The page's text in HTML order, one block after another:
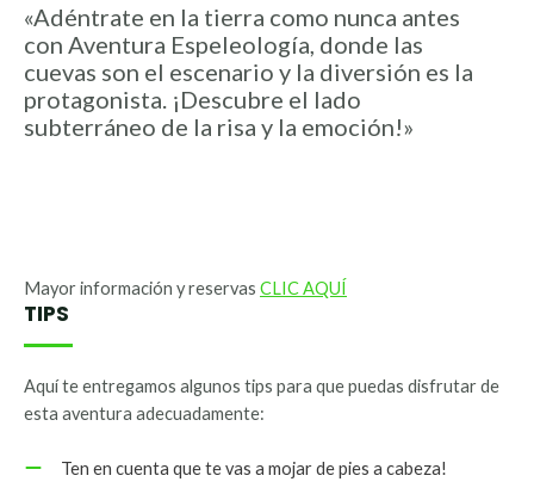
«Adéntrate en la tierra como nunca antes
con Aventura Espeleología, donde las
cuevas son el escenario y la diversión es la
protagonista. ¡Descubre el lado
subterráneo de la risa y la emoción!»
Mayor información y reservas CLIC AQUÍ
TIPS
Aquí te entregamos algunos tips para que puedas disfrutar de
esta aventura adecuadamente:
Ten en cuenta que te vas a mojar de pies a cabeza!